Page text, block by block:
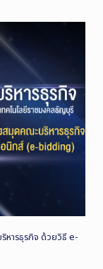
ารธุรกิจ ด้วยวิธี e-